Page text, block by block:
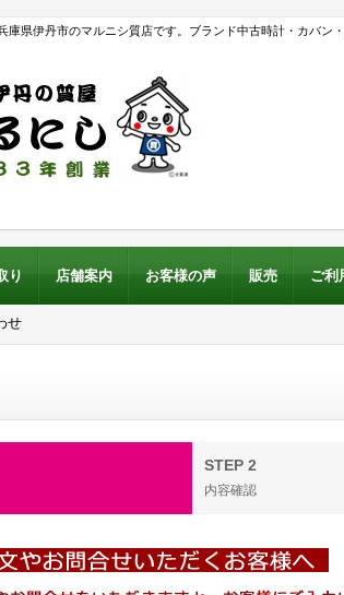
庫県伊丹市のマルニシ質店です。ブランド中古時計・カバン
り 店舗案内 お客様の声 販売 ご利
せ
STEP 2
内容確認